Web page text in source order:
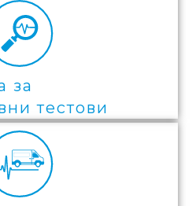
за
тестови